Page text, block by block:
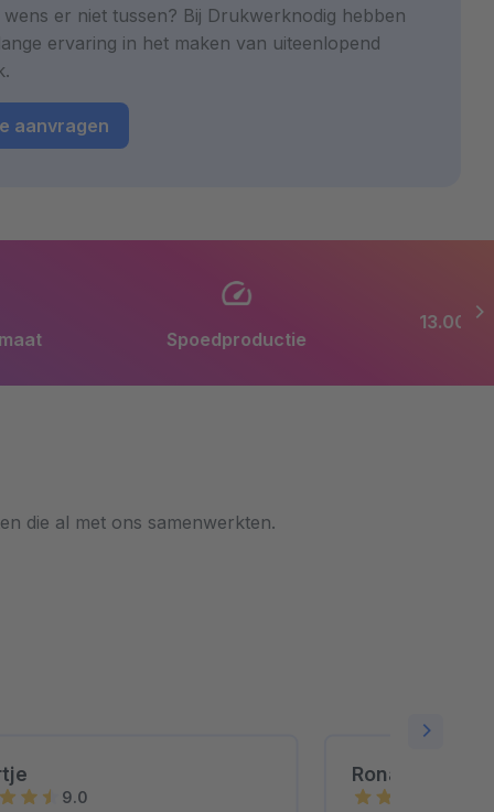
er niet tussen? Bij Drukwerknodig hebben
ervaring in het maken van uiteenlopend
aanvragen
13.000 m2
die al met ons samenwerkten.
9.0
Ronald